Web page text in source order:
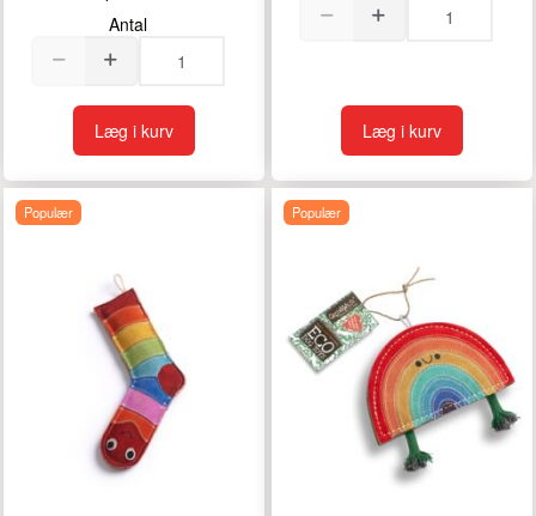
Antal
Læg i kurv Læg i kurv
Populær Populær